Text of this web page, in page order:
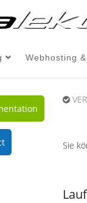
Webhosting
Sie